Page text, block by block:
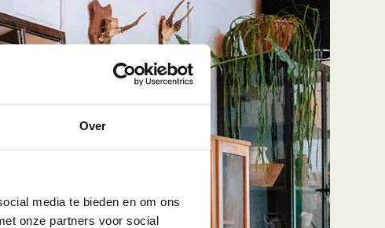
Over
media te bieden en om ons
onze partners voor social